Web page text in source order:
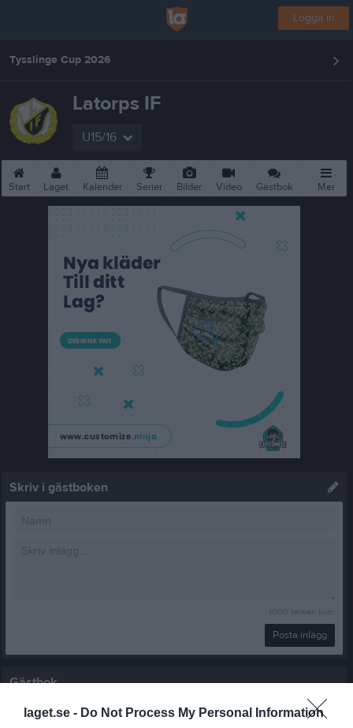
laget.se - Do Not Process My Personal Information
Logga in
Tysslinge Cup 2026
Latorps IF
U15/16
Start Laget Kalender Serier Bilder Video Gästbok Mer
Skriv i gästboken
1000 tecken kvar
Posta inlägg
Gästbok
27 sep 2020
Johan Amnebratt